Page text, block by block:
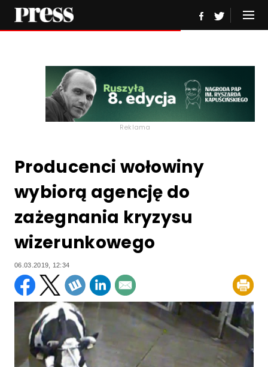
Reklama
Producenci wołowiny
wybiorą agencję do
zażegnania kryzysu
wizerunkowego
06.03.2019, 12:34